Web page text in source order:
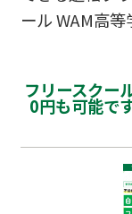
ール WAM高
「この子の高
う」という強
ったら、いけ
勉強の遅れを
絶望してしま
かし、結論か
フリースクー
0円も可能で